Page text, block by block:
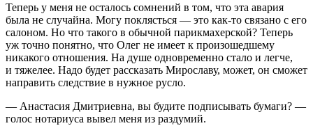
Теперь у меня не осталось сомнений в том, что эта авария
была не случайна. Могу поклясться — это как-то связано с его
салоном. Но что такого в обычной парикмахерской? Теперь
уж точно понятно, что Олег не имеет к произошедшему
никакого отношения. На душе одновременно стало и легче,
и тяжелее. Надо будет рассказать Мирославу, может, он сможет
направить следствие в нужное русло.
— Анастасия Дмитриевна, вы будите подписывать бумаги? —
голос нотариуса вывел меня из раздумий.